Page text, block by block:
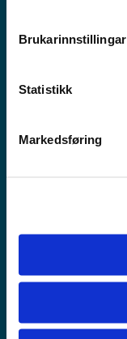
Brukarinnstillingar
Statistikk
Markedsføring